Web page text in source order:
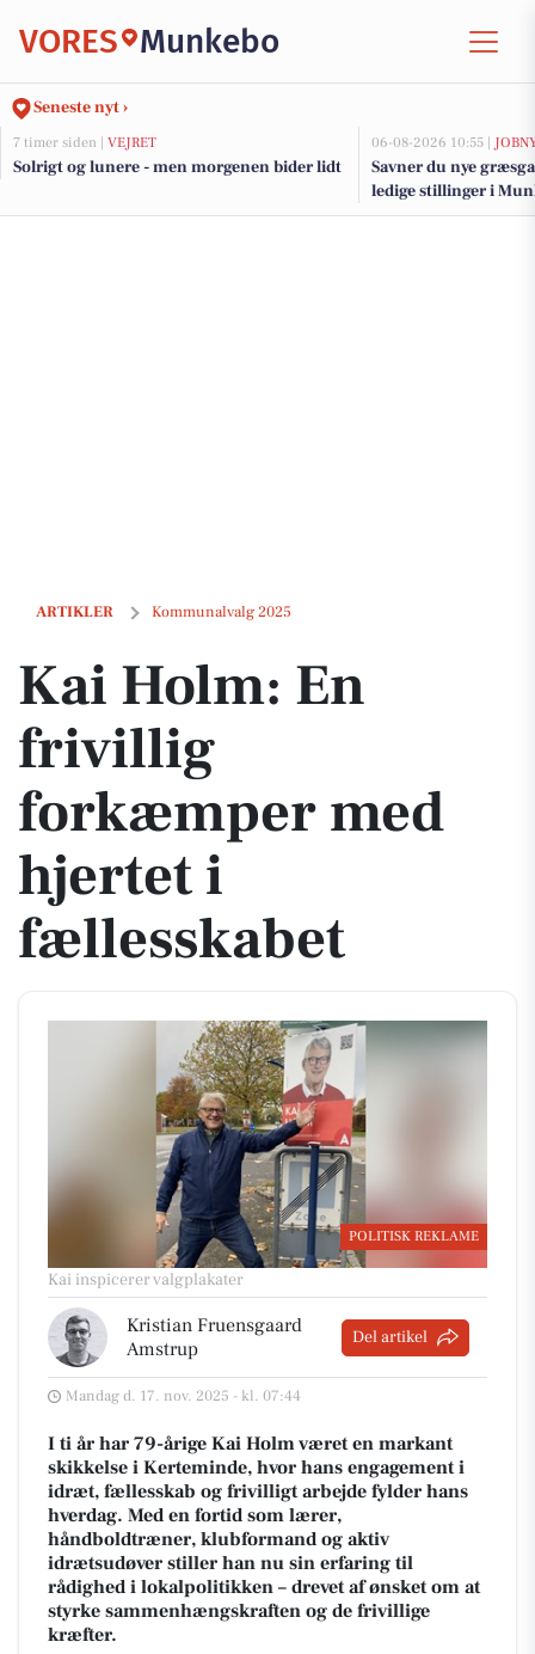
VORES Munkebo
Seneste nyt ›
7 timer siden | VEJRET
Solrigt og lunere - men morgenen bider lidt
06-08-2026 10:55 |
Savner du nye
ledige stillinger i
ARTIKLER Kommunalvalg 2025
Kai Holm: En frivillig forkæmper med hjertet i fællesskabet
Kai Holm: En
frivillig
forkæmper med
hjertet i
fællesskabet
POLITISK REKLAME
Kai inspicerer valgplakater
Kristian Fruensgaard
Amstrup
Del artikel
Mandag d. 17. nov. 2025 - kl. 07:44
I ti år har 79-årige Kai Holm været en markant
skikkelse i Kerteminde, hvor hans engagement i
idræt, fællesskab og frivilligt arbejde fylder hans
hverdag. Med en fortid som lærer,
håndboldtræner, klubformand og aktiv
idrætsudøver stiller han nu sin erfaring til
rådighed i lokalpolitikken – drevet af ønsket om at
styrke sammenhængskraften og de frivillige
kræfter.